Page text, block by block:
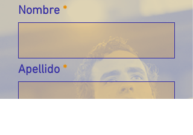
Nombre
Apellido